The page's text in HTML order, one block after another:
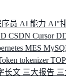
员 AI 能力 AI"
CSDN Cursor
MES
tokenizer
长文 三大报告